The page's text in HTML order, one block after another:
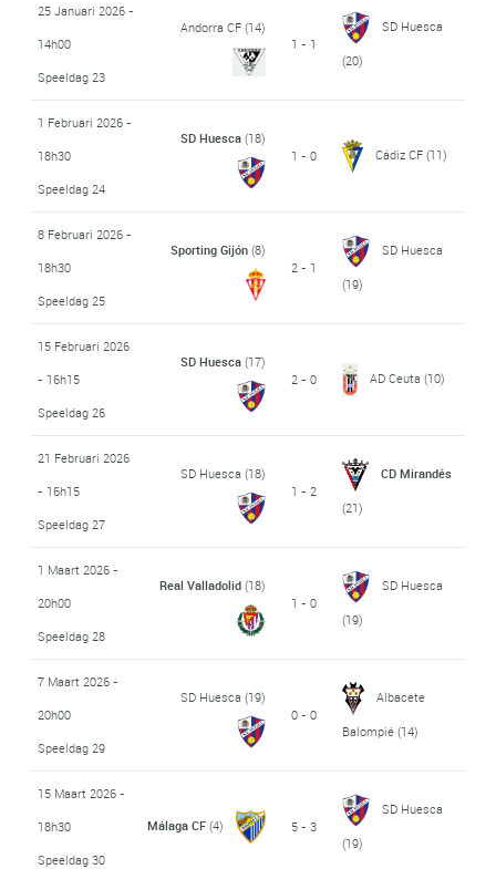
25 Januari 2026 -
14h00
Speeldag 23
Andorra CF(14)
1 - 1
SD Huesca
(20)
1 Februari 2026 -
18h30
Speeldag 24
SD Huesca(18)
1 - 0
Cádiz CF(11)
8 Februari 2026 -
18h30
Speeldag 25
Sporting Gijón(8)
2 - 1
SD Huesca
(19)
15 Februari 2026
- 16h15
Speeldag 26
SD Huesca(17)
2 - 0
AD Ceuta (10)
21 Februari 2026
- 16h15
Speeldag 27
SD Huesca (18)
1 - 2
CD Mirandés
(21)
1 Maart 2026 -
20h00
Speeldag 28
Real Valladolid(18)
1 - 0
SD Huesca
(19)
7 Maart 2026 -
20h00
Speeldag 29
SD Huesca (19)
0 - 0
Albacete
Balompié(14)
15 Maart 2026 -
18h30
Speeldag 30
Málaga CF (4) 5 - 3
SD Huesca
(19)